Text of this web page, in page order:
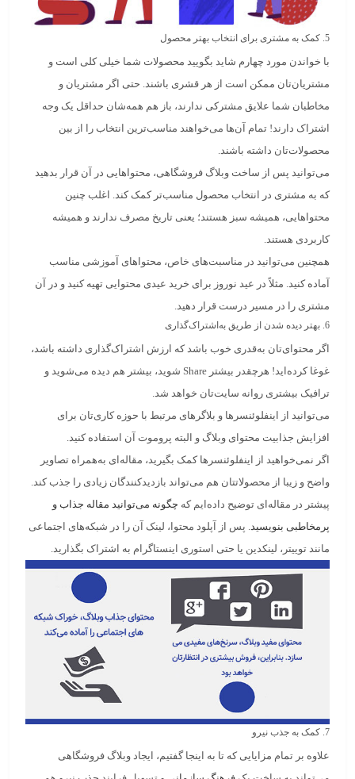
5. کمک به مشتری برای انتخاب بهتر محصول
با خواندن مورد چهارم شاید بگویید محصولات شما خیلی کلی است و
مشتریان‌تان ممکن است از هر قشری باشند. حتی اگر مشتریان و
مخاطبان شما علایق مشترکی ندارند، باز هم همه‌شان حداقل یک وجه
اشتراک دارند! تمام آن‌ها می‌خواهند مناسب‌ترین انتخاب را از بین
محصولات‌تان داشته باشند.
می‌توانید پس از ساخت وبلاگ فروشگاهی، محتواهایی در آن قرار بدهید
که به مشتری در انتخاب محصول مناسب‌تر کمک کند. اغلب چنین
محتواهایی، همیشه‌ سبز هستند؛ یعنی تاریخ مصرف ندارند و همیشه
کاربردی هستند.
همچنین می‌توانید در مناسبت‌های خاص، محتواهای آموزشی مناسب
آماده کنید. مثلاً در عید نوروز برای خرید عیدی محتوایی تهیه کنید و در آن
مشتری را در مسیر درست قرار دهید.
6. بهتر دیده شدن از طریق به‌اشتراک‌گذاری
اگر محتوای‌تان به‌قدری خوب باشد که ارزش اشتراک‌گذاری داشته باشد،
غوغا کرده‌اید! هرچقدر بیشتر Share شوید، بیشتر هم دیده می‌شوید و
ترافیک بیشتری روانه سایت‌تان خواهد شد.
می‌توانید از اینفلوئنسرها و بلاگرهای مرتبط با حوزه کاری‌تان برای
فزایش جذابیت محتوای وبلاگ و البته پروموت آن استفاده کنید.
اگر نمی‌خواهید از اینفلوئنسرها کمک بگیرید، مقاله‌ای به‌همراه تصاویر
واضح و زیبا از محصولاتتان هم می‌تواند بازدیدکنندگان زیادی را جذب کند.
پیشتر در مقاله‌ای توضیح داده‌ایم که چگونه می‌توانید مقاله جذاب و
پرمخاطبی بنویسید. پس از آپلود محتوا، لینک آن را در شبکه‌های اجتماعی
مانند توییتر، لینکدین یا حتی استوری اینستاگرام به اشتراک بگذارید.
7. کمک به جذب نیرو
علاوه بر تمام مزایایی که تا به اینجا گفتیم، ایجاد وبلاگ فروشگاهی